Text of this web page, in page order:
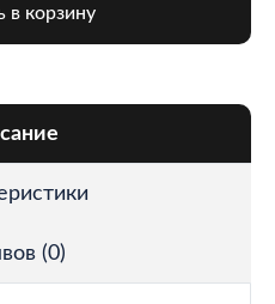
в корзину
(0)